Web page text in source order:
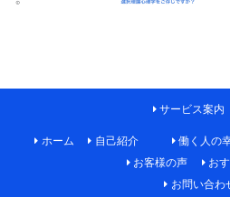
ホーム 自己紹介
サービス案内
働く人の
お客様の声
お
お問い合わ